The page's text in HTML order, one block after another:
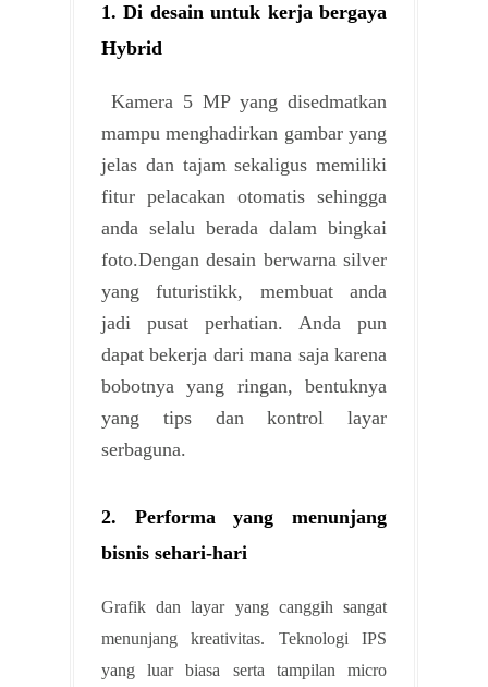
1. Di desain untuk kerja bergaya
Hybrid
Kamera 5 MP yang disedmatkan
mampu menghadirkan gambar yang
jelas dan tajam sekaligus memiliki
fitur pelacakan otomatis sehingga
anda selalu berada dalam bingkai
foto.Dengan desain berwarna silver
yang futuristikk, membuat anda
jadi pusat perhatian. Anda pun
dapat bekerja dari mana saja karena
bobotnya yang ringan, bentuknya
yang tips dan kontrol layar
serbaguna.
2. Performa yang menunjang
bisnis sehari-hari
Grafik dan layar yang canggih sangat
menunjang kreativitas. Teknologi IPS
yang luar biasa serta tampilan micro